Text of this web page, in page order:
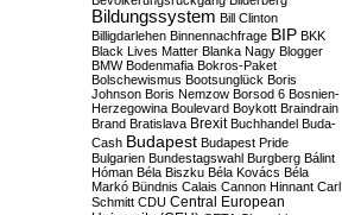
Bildungssystem Bill Clinton
Billigdarlehen Binnennachfrage BIP BKK
Black Lives Matter Blanka Nagy Blogger
BMW Bodenmafia Bokros-Paket
Bolschewismus Bootsunglück Boris
Johnson Boris Nemzow Borsod 6 Bosnien-
Herzegowina Boulevard Boykott Braindrain
Brand Bratislava Brexit Buchhandel Buda-
Cash Budapest Budapest Pride
Bulgarien Bundestagswahl Burgberg Bálint
Hóman Béla Biszku Béla Kovács Béla
Markó Bündnis Calais Cannon Hinnant Carl
Schmitt CDU Central European